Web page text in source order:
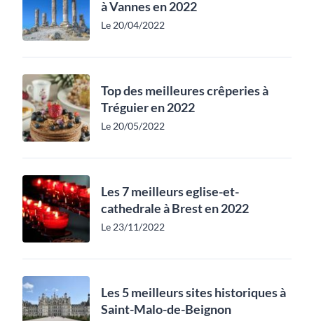
à Vannes en 2022
Le 20/04/2022
Top des meilleures crêperies à
Tréguier en 2022
Le 20/05/2022
Les 7 meilleurs eglise-et-
cathedrale à Brest en 2022
Le 23/11/2022
Les 5 meilleurs sites historiques à
Saint-Malo-de-Beignon